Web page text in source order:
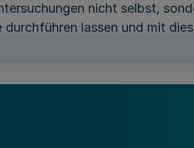
nicht selbst,
lassen und mit